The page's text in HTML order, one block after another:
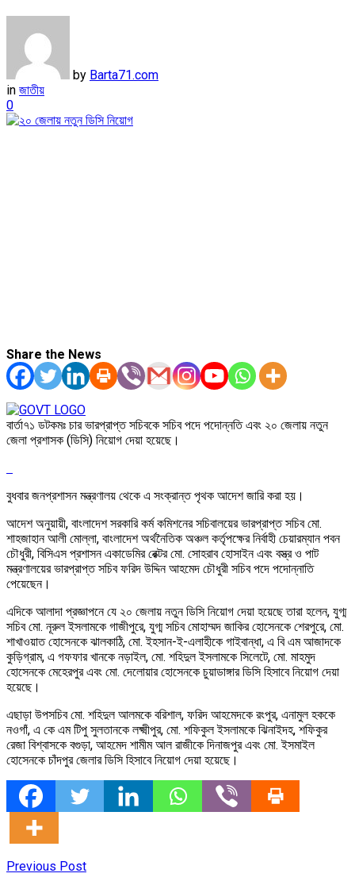
by Barta71.com
in জাতীয়
0
Share the News
বার্তা৭১ ডটকমঃ চার ভারপ্রাপ্ত সচিবকে সচিব পদে পদোন্নতি এবং ২০ জেলায় নতুন
জেলা প্রশাসক (ডিসি) নিয়োগ দেয়া হয়েছে।
বুধবার জনপ্রশাসন মন্ত্রণালয় থেকে এ সংক্রান্ত পৃথক আদেশ জারি করা হয়।
আদেশ অনুয়ায়ী, বাংলাদেশ সরকারি কর্ম কমিশনের সচিবালয়ের ভারপ্রাপ্ত সচিব মো.
শাহজাহান আলী মোল্লা, বাংলাদেশ অর্থনৈতিক অঞ্চল কর্তৃপক্ষের নির্বাহী চেয়ারম্যান পবন
চৌধুরী, বিসিএস প্রশাসন একাডেমির রেক্টর মো. সোহরাব হোসাইন এবং বস্ত্র ও পাট
মন্ত্রণালয়ের ভারপ্রাপ্ত সচিব ফরিদ উদ্দিন আহমেদ চৌধুরী সচিব পদে পদোন্নাতি
পেয়েছেন।
এদিকে আলাদা প্রজ্ঞাপনে যে ২০ জেলায় নতুন ডিসি নিয়োগ দেয়া হয়েছে তারা হলেন, যুগ্ম
সচিব মো. নূরুল ইসলামকে গাজীপুরে, যুগ্ম সচিব মোহাম্মদ জাকির হোসেনকে শেরপুরে, মো.
শাখাওয়াত হোসেনকে ঝালকাঠি, মো. ইহসান-ই-এলাহীকে গাইবান্ধা, এ বি এম আজাদকে
কুড়িগ্রাম, এ গফফার খানকে নড়াইল, মো. শহিদুল ইসলামকে সিলেটে, মো. মাহমুদ
হোসেনকে মেহেরপুর এবং মো. দেলোয়ার হোসেনকে চুয়াডাঙ্গার ডিসি হিসাবে নিয়োগ দেয়া
হয়েছে।
এছাড়া উপসচিব মো. শহিদুল আলমকে বরিশাল, ফরিদ আহমেদকে রংপুর, এনামুল হককে
নওগাঁ, এ কে এম টিপু সুলতানকে লক্ষ্মীপুর, মো. শফিকুল ইসলামকে ঝিনাইদহ, শফিকুর
রেজা বিশ্বাসকে বগুড়া, আহমেদ শামীম আল রাজীকে দিনাজপুর এবং মো. ইসমাইল
হোসেনকে চাঁদপুর জেলার ডিসি হিসাবে নিয়োগ দেয়া হয়েছে।
Previous Post